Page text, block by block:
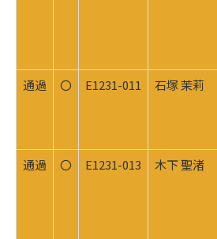
通過
〇 E1231-011 石塚 茉莉
通過
〇 E1231-013 木下 聖渚